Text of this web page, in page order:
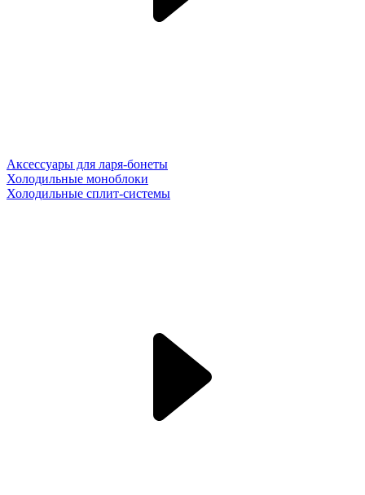
Аксессуары для ларя-бонеты
Холодильные моноблоки
Холодильные сплит-системы